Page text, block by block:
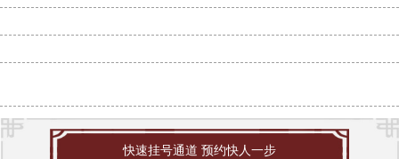
快速挂号通道 预约快人一步